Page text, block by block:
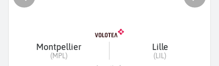
Montpellier
(MPL)
Lille
(LIL)